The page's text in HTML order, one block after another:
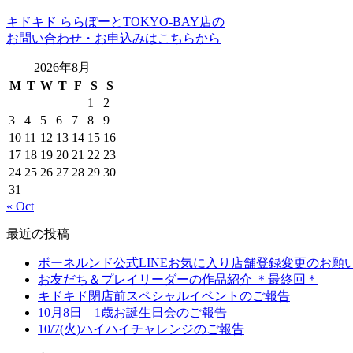
キドキド ららぽーとTOKYO-BAY店の
お問い合わせ・お申込みはこちらから
2026年8月
M T W T F S
S
1
2
3
4 5 6 7 8
9
10 11 12 13 14 15 16
17 18 19 20 21 22 23
24 25 26 27 28 29 30
31
« Oct
最近の投稿
ボーネルンド公式LINEお気に入り店舗登録変更のお願
お友だち＆プレイリーダーの作品紹介 ＊最終回＊
キドキド閉店前スペシャルイベントのご報告
10月8日 1歳お誕生日会のご報告
10/7(火)ハイハイチャレンジのご報告